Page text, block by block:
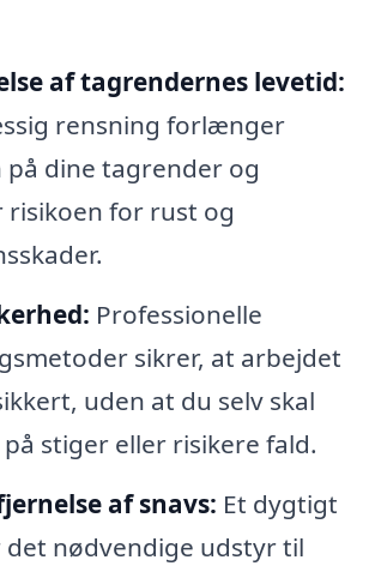
af tagrendernes levetid:
rensning forlænger
på dine tagrender og
risikoen for rust og
Professionelle
sikrer, at arbejdet
uden at du selv skal
stiger eller risikere fald.
af snavs: Et dygtigt
nødvendige udstyr til